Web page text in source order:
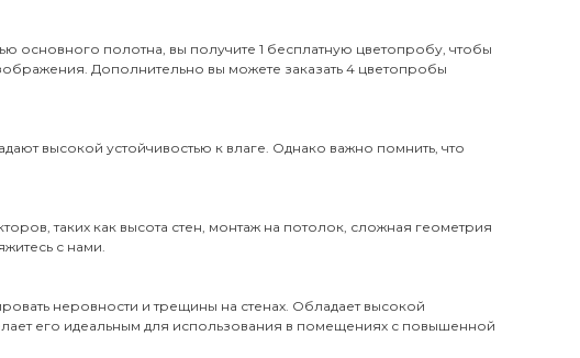
основного полотна, вы получите 1 бесплатную цветопробу, чтобы
Дополнительно вы можете заказать 4 цветопробы
высокой устойчивостью к влаге. Однако важно помнить, что
таких как высота стен, монтаж на потолок, сложная геометрия
с нами.
неровности и трещины на стенах. Обладает высокой
его идеальным для использования в помещениях с повышенной